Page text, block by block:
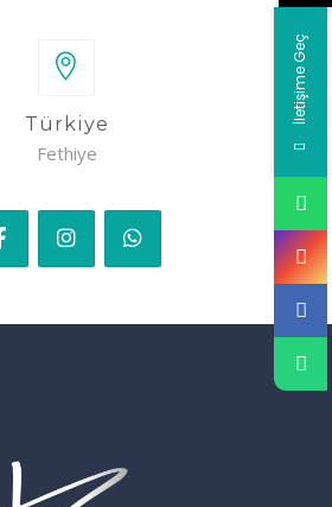
Türkiye
Fethiye
İletişime Geç